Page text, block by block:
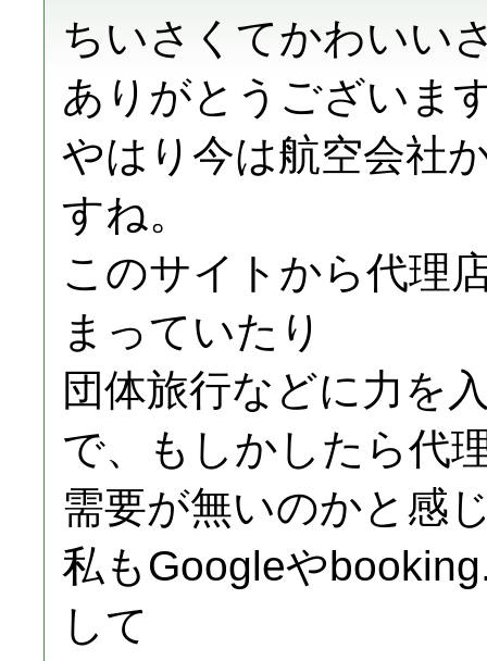
ちいさくてかわいい
ありがとうございま
やはり今は航空会社
すね。
このサイトから代理
まっていたり
団体旅行などに力を
で、もしかしたら代
需要が無いのかと感
私もGoogleや
して